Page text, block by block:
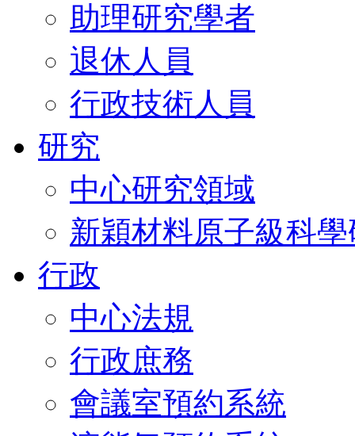
助理研究學者
退休人員
行政技術人員
研究
中心研究領域
新穎材料原子級科
行政
中心法規
行政庶務
會議室預約系統